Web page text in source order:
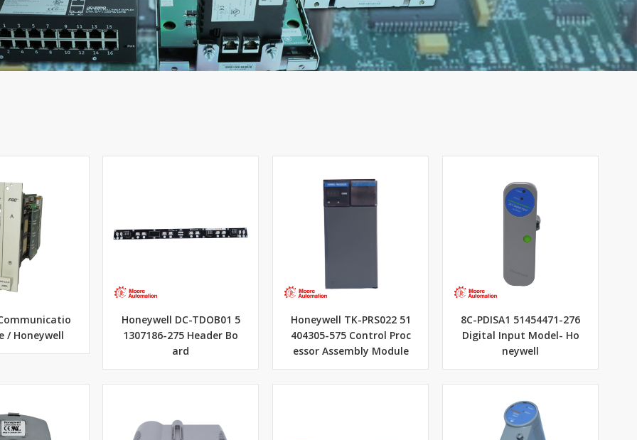
/ Honeywell
Honeywell DC-TDOB01 5
1307186-275 Header Bo
ard
Honeywell TK-PRS022 51
404305-575 Control Proc
essor Assembly Module
8C-PDISA1 51454471-276
Digital Input Model- Ho
neywell